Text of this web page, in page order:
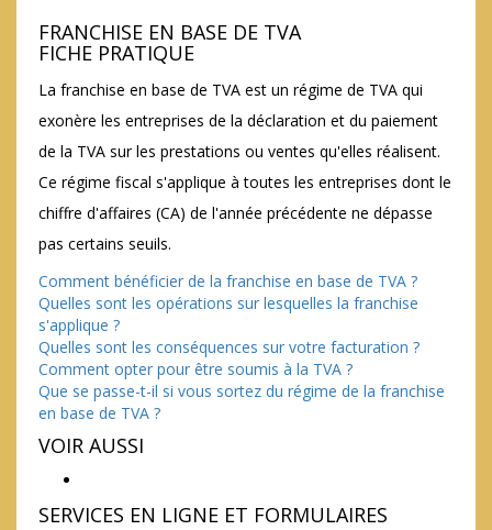
FRANCHISE EN BASE DE TVA
FICHE PRATIQUE
La franchise en base de TVA est un régime de TVA qui
exonère les entreprises de la déclaration et du paiement
de la TVA sur les prestations ou ventes qu'elles réalisent.
Ce régime fiscal s'applique à toutes les entreprises dont le
chiffre d'affaires (CA) de l'année précédente ne dépasse
pas certains seuils.
Comment bénéficier de la franchise en base de TVA ?
Quelles sont les opérations sur lesquelles la franchise
s'applique ?
Quelles sont les conséquences sur votre facturation ?
Comment opter pour être soumis à la TVA ?
Que se passe-t-il si vous sortez du régime de la franchise
en base de TVA ?
VOIR AUSSI
SERVICES EN LIGNE ET FORMULAIRES